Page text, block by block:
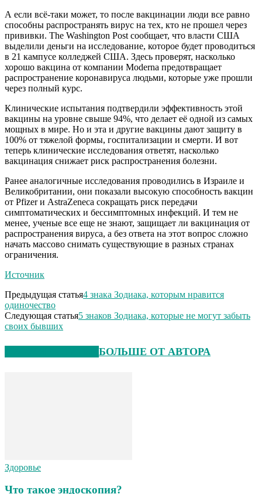
А если всё-таки может, то после вакцинации люди все равно
способны распространять вирус на тех, кто не прошел через
прививки. The Washington Post сообщает, что власти США
выделили деньги на исследование, которое будет проводиться
в 21 кампусе колледжей США. Здесь проверят, насколько
хорошо вакцина от компании Moderna предотвращает
распространение коронавируса людьми, которые уже прошли
через полный курс.
Клинические испытания подтвердили эффективность этой
вакцины на уровне свыше 94%, что делает её одной из самых
мощных в мире. Но и эта и другие вакцины дают защиту в
100% от тяжелой формы, госпитализации и смерти. И вот
теперь клинические исследования ответят, насколько
вакцинация снижает риск распространения болезни.
Ранее аналогичные исследования проводились в Израиле и
Великобритании, они показали высокую способность вакцин
от Pfizer и AstraZeneca сокращать риск передачи
симптоматических и бессимптомных инфекций. И тем не
менее, ученые все еще не знают, защищает ли вакцинация от
распространения вируса, а без ответа на этот вопрос сложно
начать массово снимать существующие в разных странах
ограничения.
Источник
Предыдущая статья4 знака Зодиака, которым нравится
одиночество
Следующая статья5 знаков Зодиака, которые не могут забыть
своих бывших
БОЛЬШЕ ОТ АВТОРА
Здоровье
Что такое эндоскопия?